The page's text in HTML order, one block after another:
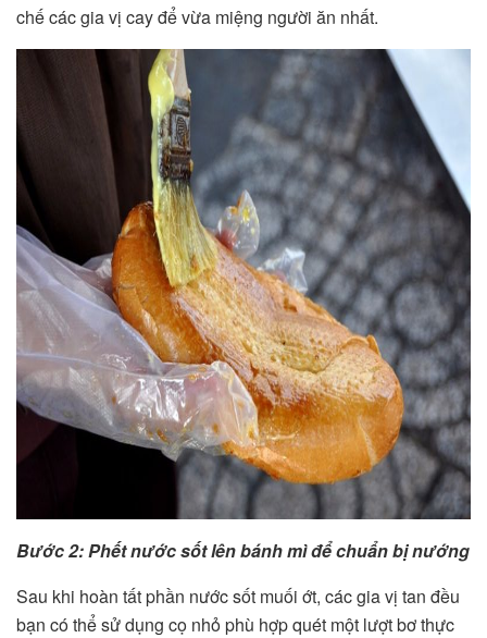
chế các gia vị cay để vừa miệng người ăn nhất.
Bước 2: Phết nước sốt lên bánh mì để chuẩn bị nướng
Sau khi hoàn tất phần nước sốt muối ớt, các gia vị tan đều
bạn có thể sử dụng cọ nhỏ phù hợp quét một lượt bơ thực